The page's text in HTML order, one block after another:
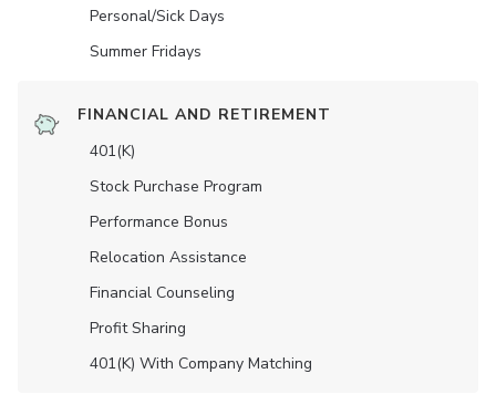
Personal/Sick Days
Summer Fridays
FINANCIAL AND RETIREMENT
401(K)
Stock Purchase Program
Performance Bonus
Relocation Assistance
Financial Counseling
Profit Sharing
401(K) With Company Matching